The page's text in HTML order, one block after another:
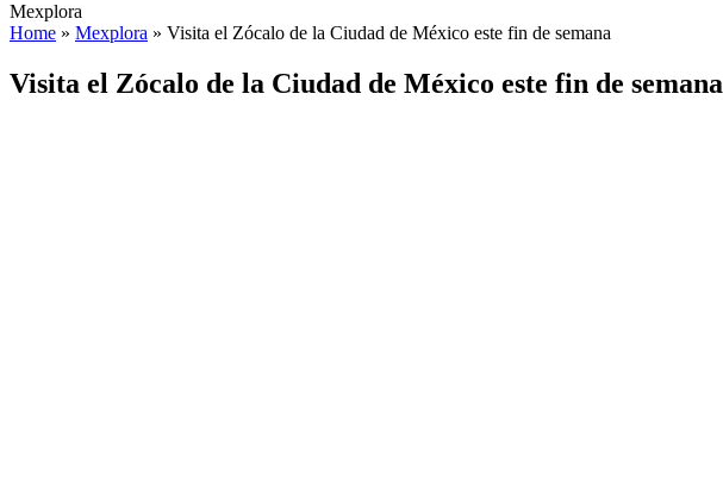
Mexplora
Home » Mexplora » Visita el Zócalo de la Ciudad de México este fin de semana
Visita el Zócalo de la Ciudad de México este fin de semana